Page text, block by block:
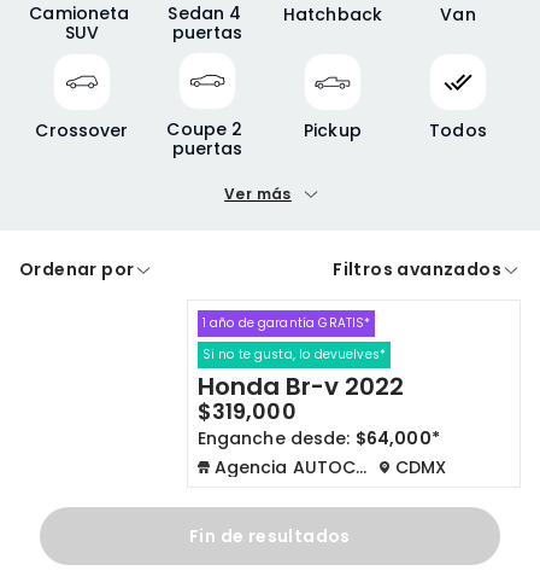
Camioneta
SUV
Sedan 4
puertas
Hatchback Van
Crossover
Coupe 2
puertas
Pickup Todos
Precio máximo
A crédito De contado
Cdmx y Edo Mex Querétaro
Ver más
Ordenar por Filtros avanzados
1 año de garantía GRATIS*
Si no te gusta, lo devuelves*
Honda Br-v 2022
$319,000
Enganche desde: $64,000*
Agencia AUTOCOM
CDMX
Fin de resultados